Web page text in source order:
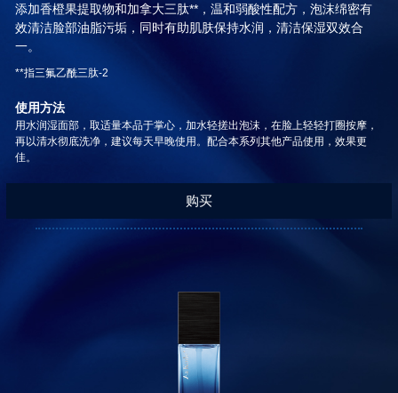
添加香橙果提取物和加拿大三肽**，温和弱酸性配方，泡沫绵密有
效清洁脸部油脂污垢，同时有助肌肤保持水润，清洁保湿双效合
一。
**指三氟乙酰三肽-2
使用方法
用水润湿面部，取适量本品于掌心，加水轻搓出泡沫，在脸上轻轻打圈按摩，
再以清水彻底洗净，建议每天早晚使用。配合本系列其他产品使用，效果更
佳。
购买